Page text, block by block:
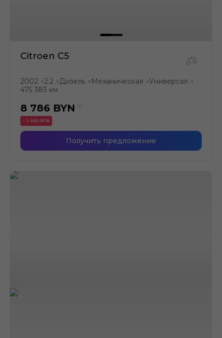
Citroen C5
2002 ●2.2 ●Дизель ● Механическая ●Универсал ●
475 383 км
8 786 BYN
- 1 499 BYN
Получить предложение